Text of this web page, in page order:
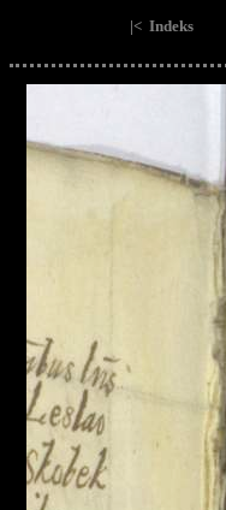
|< Indeks